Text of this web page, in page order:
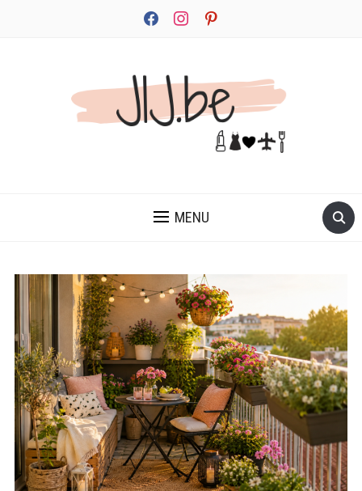
facebookinstagrampinterest
MENU